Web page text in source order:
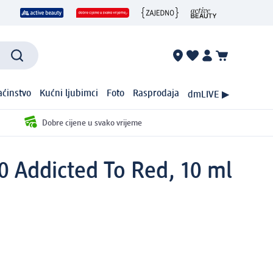
Kućni ljubimci Foto Rasprodaja dmLIVE ▶
Dobre cijene u svako vrijeme
Addicted To Red, 10 ml